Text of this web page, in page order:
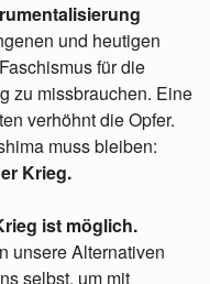
und heutigen
für die
zu missbrauchen. Eine
verhöhnt die Opfer.
muss bleiben:
Krieg.
ist möglich.
unsere Alternativen
selbst, um mit